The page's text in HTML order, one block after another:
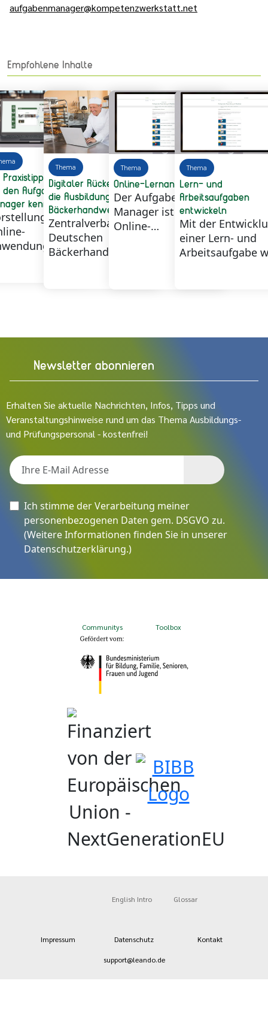
aufgabenmanager@kompetenzwerkstatt.net
Empfohlene Inhalte
Praxistipps: Lernen
den Aufgaben-
kennen!
der
am
November, mit
Thema
Digitaler Rückenwind für
die Ausbildung im
Bäckerhandwerk
Zentralverband des
Deutschen
Bäckerhandwerks
Thema
Online-Lernanwendung
Der Aufgaben-
Manager ist eine
Online-
Lernanwendung, mit
Thema
Lern- und
Arbeitsaufgaben
entwickeln
Mit der
einer Lern- und
Arbeitsaufgabe
Newsletter abonnieren
Erhalten Sie aktuelle Nachrichten, Infos, Tipps und
Veranstaltungshinweise rund um das Thema Ausbildungs-
und Prüfungspersonal - kostenfrei!
Ich stimme der Verarbeitung meiner
personenbezogenen Daten gem. DSGVO zu.
(Weitere Informationen finden Sie in unserer
Datenschutzerklärung.)
Communitys Toolbox
English Intro Glossar
Impressum Datenschutz Kontakt
support@leando.de